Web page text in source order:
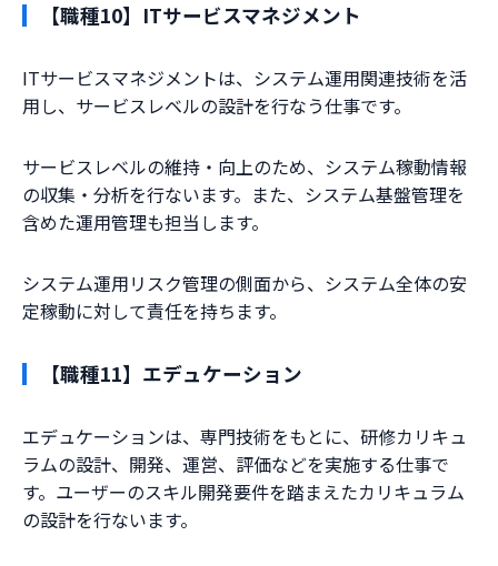
【職種10】ITサービスマネジメント
ITサービスマネジメントは、システム運用関連技術を活
用し、サービスレベルの設計を行なう仕事です。
サービスレベルの維持・向上のため、システム稼動情報
の収集・分析を行ないます。また、システム基盤管理を
含めた運用管理も担当します。
システム運用リスク管理の側面から、システム全体の安
定稼動に対して責任を持ちます。
【職種11】エデュケーション
エデュケーションは、専門技術をもとに、研修カリキュ
ラムの設計、開発、運営、評価などを実施する仕事で
す。ユーザーのスキル開発要件を踏まえたカリキュラム
の設計を行ないます。